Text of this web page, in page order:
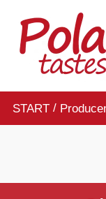
START/